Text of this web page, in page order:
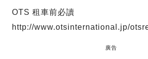
OTS 租車前必讀
http://www.otsinternational.jp/
廣告